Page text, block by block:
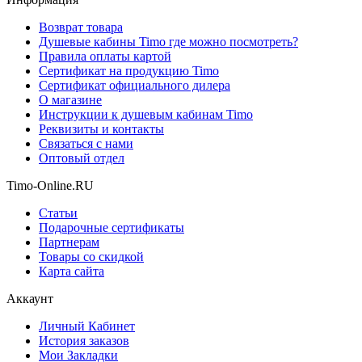
Возврат товара
Душевые кабины Timo где можно посмотреть?
Правила оплаты картой
Сертификат на продукцию Timo
Сертификат официального дилера
О магазине
Инструкции к душевым кабинам Timo
Реквизиты и контакты
Связаться с нами
Оптовый отдел
Timo-Online.RU
Статьи
Подарочные сертификаты
Партнерам
Товары со скидкой
Карта сайта
Аккаунт
Личный Кабинет
История заказов
Мои Закладки